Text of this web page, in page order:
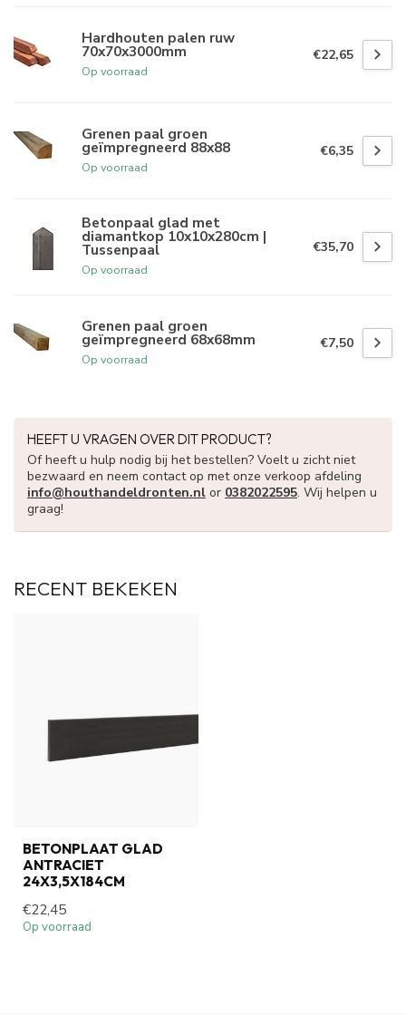
Hardhouten palen ruw
70x70x3000mm
Op voorraad
€22,65
Grenen paal groen
geïmpregneerd 88x88
Op voorraad
€6,35
Betonpaal glad met
diamantkop 10x10x280cm |
Tussenpaal
Op voorraad
€35,70
Grenen paal groen
geïmpregneerd 68x68mm
Op voorraad
€7,50
HEEFT U VRAGEN OVER DIT PRODUCT?
Of heeft u hulp nodig bij het bestellen? Voelt u zicht niet
bezwaard en neem contact op met onze verkoop afdeling
info@houthandeldronten.nl or 0382022595. Wij helpen u
graag!
RECENT BEKEKEN
BETONPLAAT GLAD
ANTRACIET
24X3,5X184CM
€22,45
Op voorraad